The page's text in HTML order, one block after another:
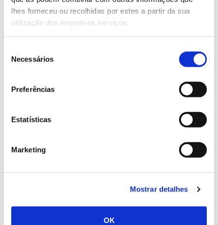
lhes forneceu ou recolhidas por estes a partir da sua
utilização dos respetivos serviços.
Necessários
Preferências
Estatísticas
Marketing
Mostrar detalhes
OK
Genoma do priolo e de outras espécies em risco:
conhecer para conservar
02.07.2026
cidadãos chamados a ajudar
Natureza e florestas procuram jovens voluntários